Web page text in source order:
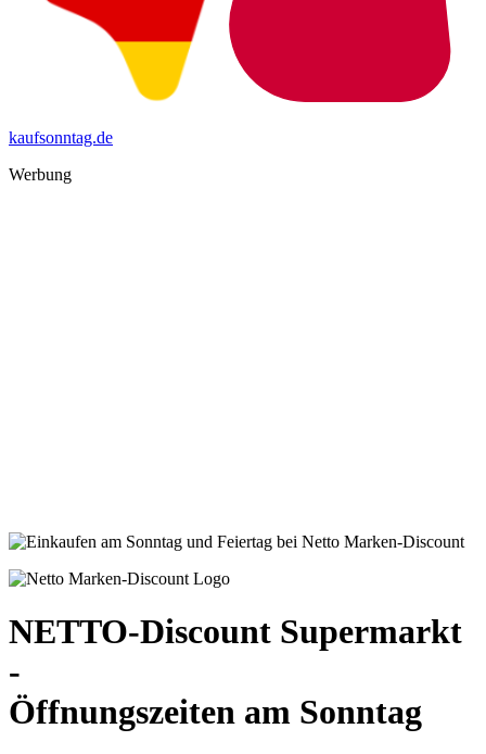
kaufsonntag.de
Werbung
NETTO-Discount Supermarkt
-
Öffnungszeiten am Sonntag